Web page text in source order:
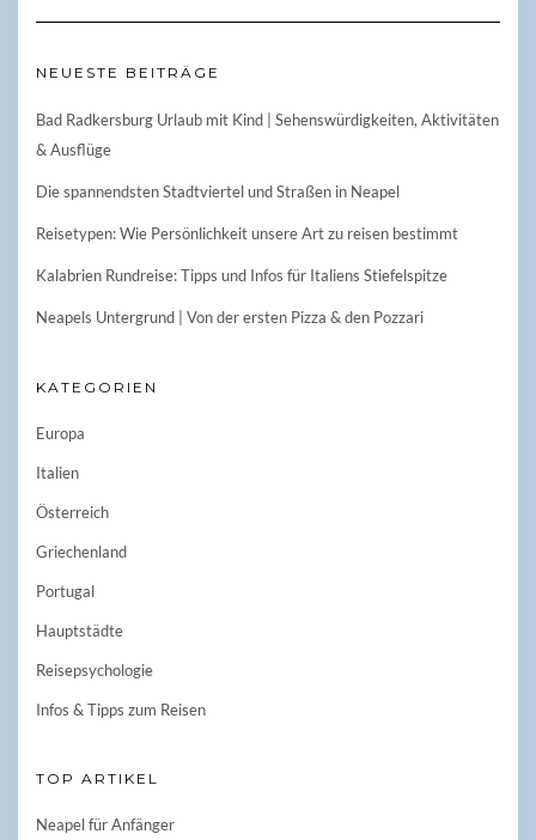
NEUESTE BEITRÄGE
Bad Radkersburg Urlaub mit Kind | Sehenswürdigkeiten, Aktivitäten
& Ausflüge
Die spannendsten Stadtviertel und Straßen in Neapel
Reisetypen: Wie Persönlichkeit unsere Art zu reisen bestimmt
Kalabrien Rundreise: Tipps und Infos für Italiens Stiefelspitze
Neapels Untergrund | Von der ersten Pizza & den Pozzari
KATEGORIEN
Europa
Italien
Österreich
Griechenland
Portugal
Hauptstädte
Reisepsychologie
Infos & Tipps zum Reisen
TOP ARTIKEL
Neapel für Anfänger